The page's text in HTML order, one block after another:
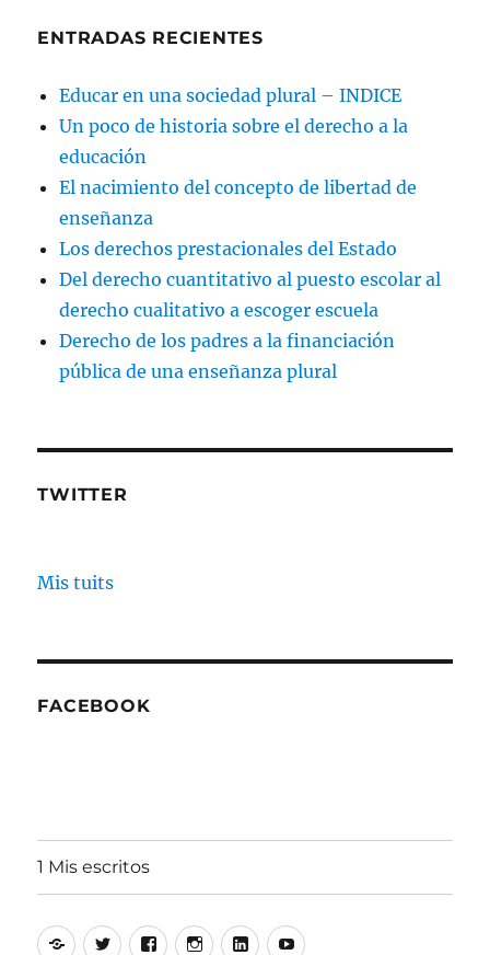
ENTRADAS RECIENTES
Educar en una sociedad plural – INDICE
Un poco de historia sobre el derecho a la
educación
El nacimiento del concepto de libertad de
enseñanza
Los derechos prestacionales del Estado
Del derecho cuantitativo al puesto escolar al
derecho cualitativo a escoger escuela
Derecho de los padres a la financiación
pública de una enseñanza plural
TWITTER
Mis tuits
FACEBOOK
1 Mis escritos
AlfonsoTwitterFacebookInstagram
LinkedinYoutube